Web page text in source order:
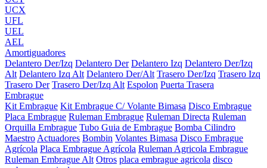
UCX
UFL
UEL
AEL
Amortiguadores
Delantero Der/Izq Delantero Der Delantero Izq Delantero Der/Izq
Alt Delantero Izq Alt Delantero Der/Alt Trasero Der/Izq Trasero Izq
Trasero Der Trasero Der/Izq Alt Espolon Puerta Trasera
Embrague
Kit Embrague Kit Embrague C/ Volante Bimasa Disco Embrague
Placa Embrague Ruleman Embrague Ruleman Directa Ruleman
Orquilla Embrague Tubo Guia de Embrague Bomba Cilindro
Maestro Actuadores Bombin Volantes Bimasa Disco Embrague
Agrícola Placa Embrague Agrícola Ruleman Agricola Embrague
Ruleman Embrague Alt Otros placa embrague agricola disco